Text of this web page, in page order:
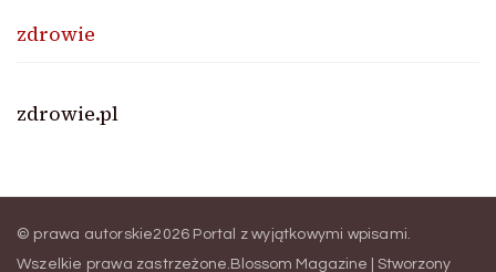
zdrowie
zdrowie.pl
© prawa autorskie2026 Portal z wyjątkowymi wpisami.
Wszelkie prawa zastrzeżone. Blossom Magazine | Stworzony